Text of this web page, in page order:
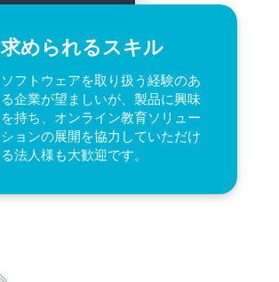
求められるスキル
ソフトウェアを取り扱う経験のあ
る企業が望ましいが、製品に興味
を持ち、オンライン教育ソリュー
ションの展開を協力していただけ
る法人様も大歓迎です。